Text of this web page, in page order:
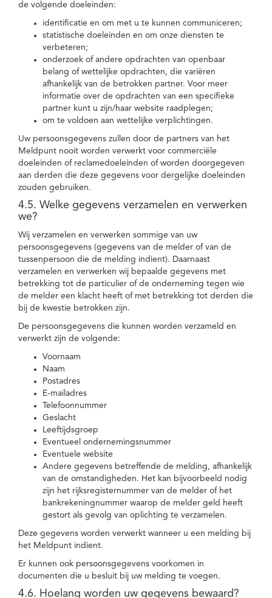
de volgende doeleinden:
identificatie en om met u te kunnen communiceren;
statistische doeleinden en om onze diensten te
verbeteren;
onderzoek of andere opdrachten van openbaar
belang of wettelijke opdrachten, die variëren
afhankelijk van de betrokken partner. Voor meer
informatie over de opdrachten van een specifieke
partner kunt u zijn/haar website raadplegen;
om te voldoen aan wettelijke verplichtingen.
Uw persoonsgegevens zullen door de partners van het
Meldpunt nooit worden verwerkt voor commerciële
doeleinden of reclamedoeleinden of worden doorgegeven
aan derden die deze gegevens voor dergelijke doeleinden
zouden gebruiken.
4.5. Welke gegevens verzamelen en verwerken
we?
Wij verzamelen en verwerken sommige van uw
persoonsgegevens (gegevens van de melder of van de
tussenpersoon die de melding indient). Daarnaast
verzamelen en verwerken wij bepaalde gegevens met
betrekking tot de particulier of de onderneming tegen wie
de melder een klacht heeft of met betrekking tot derden die
bij de kwestie betrokken zijn.
De persoonsgegevens die kunnen worden verzameld en
verwerkt zijn de volgende:
Voornaam
Naam
Postadres
E-mailadres
Telefoonnummer
Geslacht
Leeftijdsgroep
Eventueel ondernemingsnummer
Eventuele website
Andere gegevens betreffende de melding, afhankelijk
van de omstandigheden. Het kan bijvoorbeeld nodig
zijn het rijksregisternummer van de melder of het
bankrekeningnummer waarop de melder geld heeft
gestort als gevolg van oplichting te verzamelen.
Deze gegevens worden verwerkt wanneer u een melding bij
het Meldpunt indient.
Er kunnen ook persoonsgegevens voorkomen in
documenten die u besluit bij uw melding te voegen.
4.6. Hoelang worden uw gegevens bewaard?